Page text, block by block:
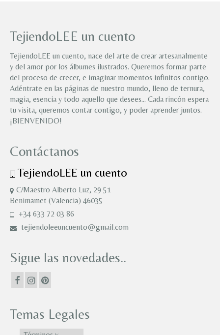
TejiendoLEE un cuento
TejiendoLEE un cuento, nace del arte de crear artesanalmente
y del amor por los álbumes ilustrados. Queremos formar parte
del proceso de crecer, e imaginar momentos infinitos contigo.
Adéntrate en las páginas de nuestro mundo, lleno de ternura,
magia, esencia y todo aquello que desees… Cada rincón espera
tu visita, queremos contar contigo, y poder aprender juntos.
¡BIENVENIDO!
Contáctanos
TejiendoLEE un cuento
C/Maestro Alberto Luz, 29 51
Benimamet (Valencia) 46035
+34 633 72 03 86
tejiendoleeuncuento@gmail.com
Sigue las novedades..
Temas Legales